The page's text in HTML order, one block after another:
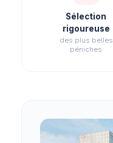
Sélection
rigoureuse
des plus belles
péniches